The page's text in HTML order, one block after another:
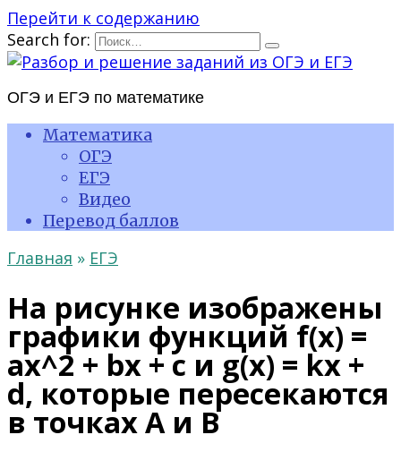
Перейти к содержанию
Search for:
ОГЭ и ЕГЭ по математике
Математика
ОГЭ
ЕГЭ
Видео
Перевод баллов
Главная » ЕГЭ
На рисунке изображены
графики функций f(x) =
ax^2 + bx + c и g(x) = kx +
d, которые пересекаются
в точках А и В